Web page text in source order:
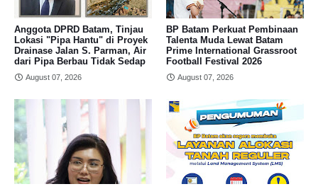
Anggota DPRD Batam, Tinjau
Lokasi "Pipa Hantu" di Proyek
Drainase Jalan S. Parman, Air
dari Pipa Berbau Tidak Sedap
August 07, 2026
BP Batam Perkuat Pembinaan
Talenta Muda Lewat Batam
Prime International Grassroot
Football Festival 2026
August 07, 2026